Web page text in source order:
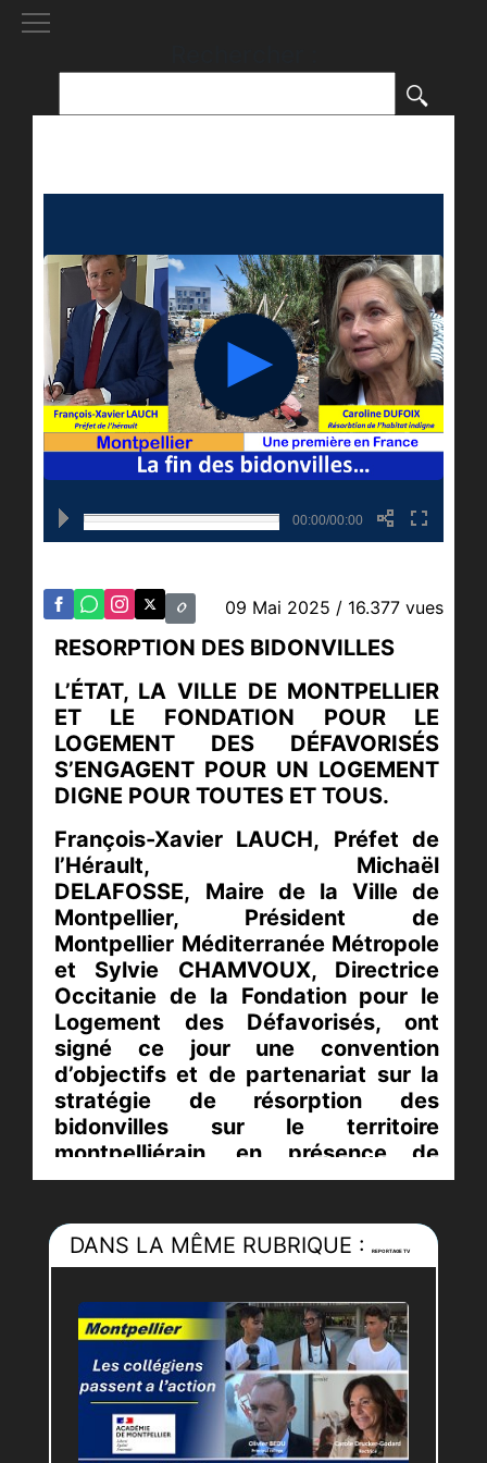
00:00/00:00
09 Mai 2025 / 16.377 vues
RESORPTION DES BIDONVILLES
L’ÉTAT, LA VILLE DE MONTPELLIER
ET LE FONDATION POUR LE
LOGEMENT DES DÉFAVORISÉS
S’ENGAGENT POUR UN LOGEMENT
DIGNE POUR TOUTES ET TOUS.
François-Xavier LAUCH,
Préfet de
l’Hérault, Michaël
DELAFOSSE,
Maire de la Ville de
Montpellier, Président de
Montpellier Méditerranée Métropole
et Sylvie CHAMVOUX, Directrice
Occitanie de la Fondation pour le
Logement des Défavorisés, ont
signé ce jour une convention
d’objectifs et de partenariat sur la
stratégie de résorption des
bidonvilles sur le territoire
montpelliérain, en présence de
Caroline DUFOIX, adjointe au Maire
l’habitat indigne et Michel CALVO,
Vice-Président du CCAS, afin de
personnes, occupant aujourd’hui 13
bidonvilles sur l’ensemble du
territoire de la Métropole de
Montpellier.
Depuis 2020, un travail partenarial
innovant porté par la Préfecture de
DANS LA MÊME RUBRIQUE :REPORTAGE TV